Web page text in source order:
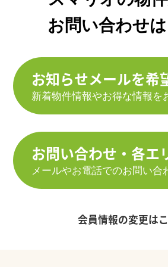
お問い合わせ
お知らせメールを希
新着物件情報やお得な情報を
お問い合わせ・各エ
メールやお電話でのお問い合
会員情報の変更は